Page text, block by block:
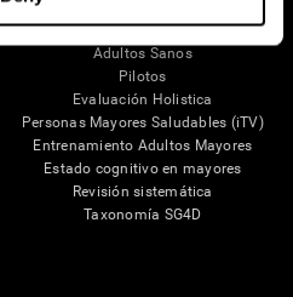
Validación de las Terapias Digitales
Juegos de Ordenador
Adultos Sanos
Pilotos
Evaluación Holistica
Personas Mayores Saludables (iTV)
Entrenamiento Adultos Mayores
Estado cognitivo en mayores
Revisión sistemática
Taxonomía SG4D